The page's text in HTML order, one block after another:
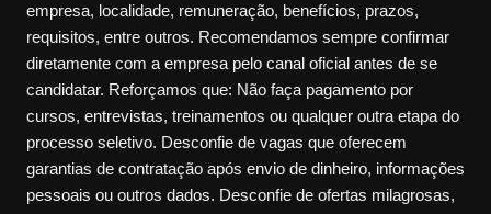
empresa, localidade, remuneração, benefícios, prazos,
requisitos, entre outros. Recomendamos sempre confirmar
diretamente com a empresa pelo canal oficial antes de se
candidatar. Reforçamos que: Não faça pagamento por
cursos, entrevistas, treinamentos ou qualquer outra etapa do
processo seletivo. Desconfie de vagas que oferecem
garantias de contratação após envio de dinheiro, informações
pessoais ou outros dados. Desconfie de ofertas milagrosas,